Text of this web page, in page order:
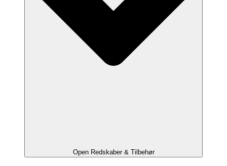
Open Redskaber & Tilbehør